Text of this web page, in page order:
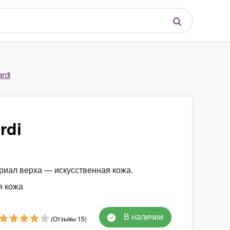
верха — искусственная кожа.
кожа
(Отзывы 15) В наличии